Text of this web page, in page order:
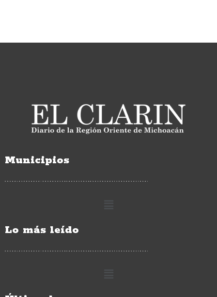
Municipios
Lo más leído